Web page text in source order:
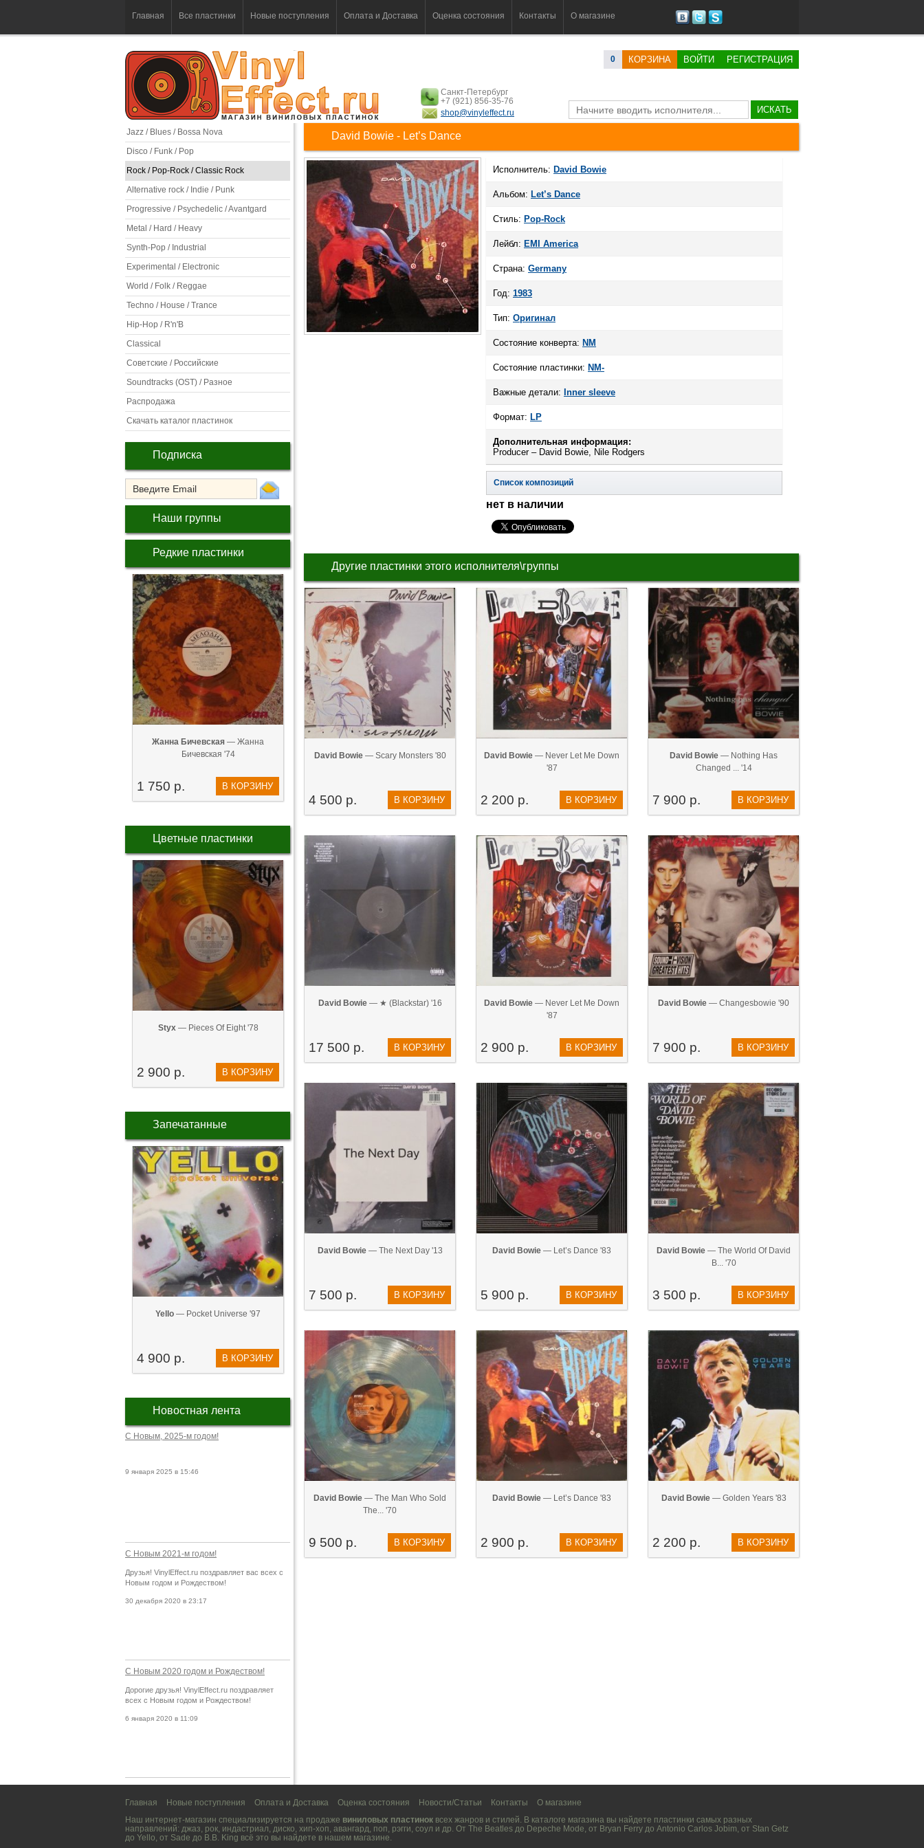
Главная Все пластинки Новые поступления Оплата и Доставка Оценка состояния Контакты О магазине
0 КОРЗИНА ВОЙТИ РЕГИСТРАЦИЯ
Санкт-Петербург
+7 (921) 856-35-76
shop@vinyleffect.ru
ИСКАТЬ
Jazz / Blues / Bossa Nova
Disco / Funk / Pop
Rock / Pop-Rock / Classic Rock
Alternative rock / Indie / Punk
Progressive / Psychedelic / Avantgard
Metal / Hard / Heavy
Synth-Pop / Industrial
Experimental / Electronic
World / Folk / Reggae
Techno / House / Trance
Hip-Hop / R'n'B
Classical
Советские / Российские
Soundtracks (OST) / Разное
Распродажа
Скачать каталог пластинок
Подписка
Наши группы
Редкие пластинки
Жанна Бичевская — Жанна
Бичевская '74
1 750 р. В КОРЗИНУ
Цветные пластинки
Styx— Pieces Of Eight '78
2 900 р. В КОРЗИНУ
Запечатанные
Yello — Pocket Universe '97
4 900 р. В КОРЗИНУ
Новостная лента
С Новым, 2025-м годом!
9 января 2025 в 15:46
С Новым 2021-м годом!
Друзья! VinylEffect.ru поздравляет вас всех с
Новым годом и Рождеством!
30 декабря 2020 в 23:17
С Новым 2020 годом и Рождеством!
Дорогие друзья! VinylEffect.ru поздравляет
всех с Новым годом и Рождеством!
6 января 2020 в 11:09
David Bowie - Let’s Dance
Исполнитель: David Bowie
Альбом: Let’s Dance
Стиль: Pop-Rock
Лейбл: EMI America
Страна: Germany
Год: 1983
Тип: Оригинал
Состояние конверта: NM
Состояние пластинки: NM-
Важные детали: Inner sleeve
Формат: LP
Дополнительная информация:
Producer – David Bowie, Nile Rodgers
Список композиций
нет в наличии
Другие пластинки этого исполнителя\группы
David Bowie— Scary Monsters '80
4 500 р. В КОРЗИНУ
David Bowie — Never Let Me Down
'87
2 200 р. В КОРЗИНУ
David Bowie — Nothing Has
Changed ... '14
7 900 р. В КОРЗИНУ
David Bowie— ★ (Blackstar) '16
17 500 р. В КОРЗИНУ
David Bowie — Never Let Me Down
'87
2 900 р. В КОРЗИНУ
David Bowie — Changesbowie '90
7 900 р. В КОРЗИНУ
David Bowie— The Next Day '13
7 500 р. В КОРЗИНУ
David Bowie — Let’s Dance '83
5 900 р. В КОРЗИНУ
David Bowie — The World Of David
B... '70
3 500 р. В КОРЗИНУ
David Bowie — The Man Who Sold
The... '70
9 500 р. В КОРЗИНУ
David Bowie — Let’s Dance '83
2 900 р. В КОРЗИНУ
David Bowie— Golden Years '83
2 200 р. В КОРЗИНУ
Главная Новые поступления Оплата и Доставка Оценка состояния Новости/Статьи Контакты
О магазине
Наш интернет-магазин специализируется на продаже виниловых пластинок всех жанров и стилей. В каталоге магазина вы найдете пластинки самых разных
направлений: джаз, рок, индастриал, диско, хип-хоп, авангард, поп, рэгги, соул и др. От The Beatles до Depeche Mode, от Bryan Ferry до Antonio Carlos Jobim, от Stan Getz
до Yello, от Sade до B.B. King всё это вы найдете в нашем магазине.